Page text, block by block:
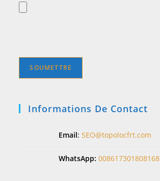
Informations De Contact
Email:SEO@topolocfrt.com
WhatsApp:008617301808168